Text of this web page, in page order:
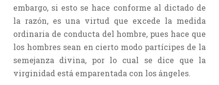
embargo, si esto se hace conforme al dictado de
la razón, es una virtud que excede la medida
ordinaria de conducta del hombre, pues hace que
los hombres sean en cierto modo partícipes de la
semejanza divina, por lo cual se dice que la
virginidad está emparentada con los ángeles.